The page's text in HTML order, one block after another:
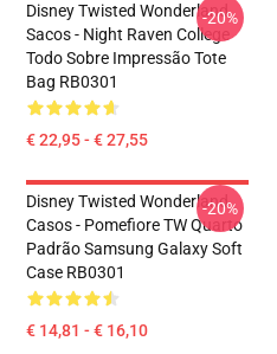
Disney Twisted Wonderland
Sacos - Night Raven College
Todo Sobre Impressão Tote
Bag RB0301
€ 22,95 - € 27,55
-20%
Disney Twisted Wonderland
Casos - Pomefiore TW Quarto
Padrão Samsung Galaxy Soft
Case RB0301
€ 14,81 - € 16,10
-20%